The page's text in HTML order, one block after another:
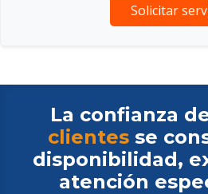
Solicitar
La confianza
clientes se
disponibilidad,
atención